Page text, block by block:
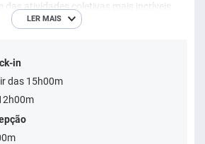
das atividades coletivas mais incríveis
com a melhor equipe de recreação,
LER MAIS
in
das 15h00m